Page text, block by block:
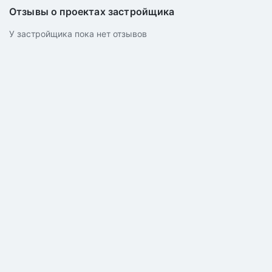
Отзывы о проектах застройщика
У застройщика пока нет отзывов